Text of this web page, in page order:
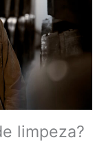
limpeza?